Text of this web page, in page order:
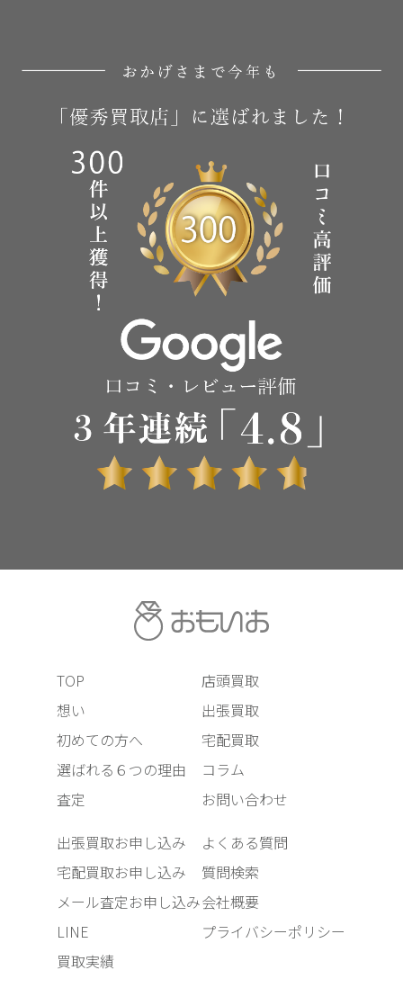
TOP
想い
初めての方へ
選ばれる６つの理由
査定
店頭買取
出張買取
宅配買取
コラム
お問い合わせ
出張買取お申し込み
宅配買取お申し込み
メール査定お申し込み
LINE
買取実績
よくある質問
質問検索
会社概要
プライバシーポリシー